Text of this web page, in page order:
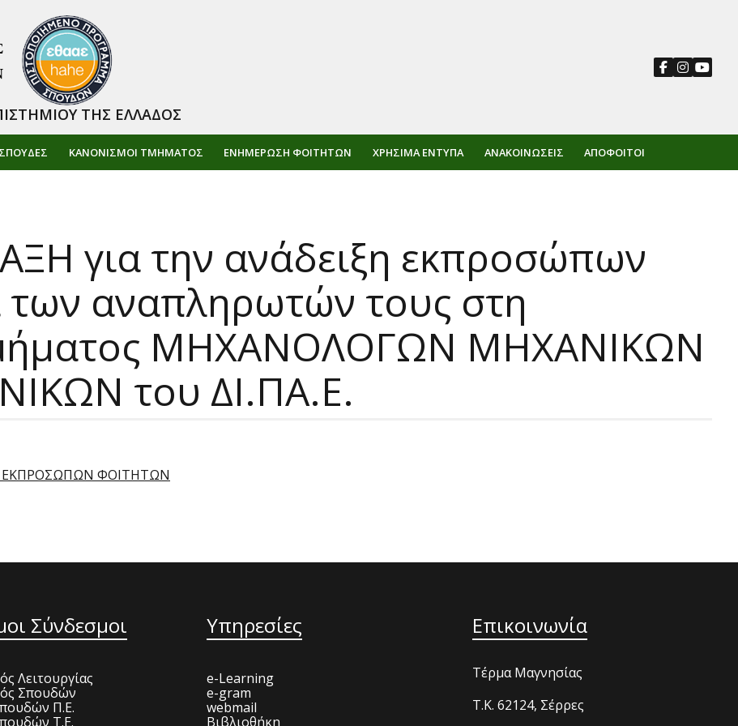
ΣΠΟΥΔΕΣ ΚΑΝΟΝΙΣΜΟΙ ΤΜΗΜΑΤΟΣ ΕΝΗΜΈΡΩΣΗ ΦΟΙΤΗΤΏΝ ΧΡΉΣΙΜΑ ΈΝΤΥΠΑ ΑΝΑΚΟΙΝΏΣΕΙΣ ΑΠΌΦΟΙΤΟΙ
ΤΗΣ ΕΛΛΑΔΟΣ
για την ανάδειξη εκπροσώπων
των αναπληρωτών τους στη
ΜΗΧΑΝΟΛΟΓΩΝ ΜΗΧΑΝΙΚΩΝ
του ΔΙ.ΠΑ.Ε.
ΕΚΠΡΟΣΩΠΩΝ ΦΟΙΤΗΤΩΝ
Σύνδεσμοι
Λειτουργίας
Σπουδών
Π.Ε.
Τ.Ε.
Υπηρεσίες
e-Learning
e-gram
webmail
Βιβλιοθήκη
Επικοινωνία
Τέρμα Μαγνησίας
T.K. 62124, Σέρρες